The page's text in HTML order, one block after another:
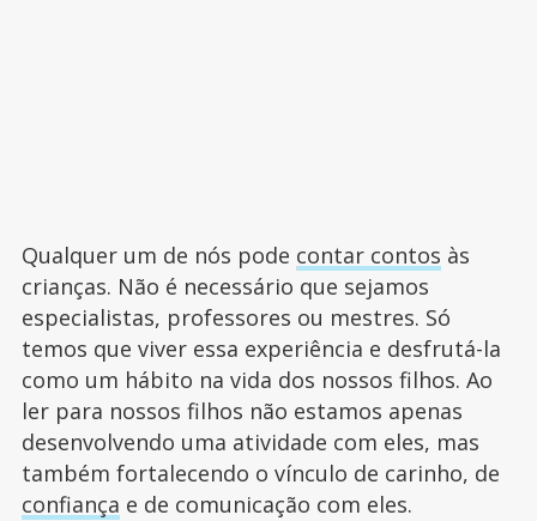
Qualquer um de nós pode contar contos às
crianças. Não é necessário que sejamos
especialistas, professores ou mestres. Só
temos que viver essa experiência e desfrutá-la
como um hábito na vida dos nossos filhos. Ao
ler para nossos filhos não estamos apenas
desenvolvendo uma atividade com eles, mas
também fortalecendo o vínculo de carinho, de
confiança e de comunicação com eles.